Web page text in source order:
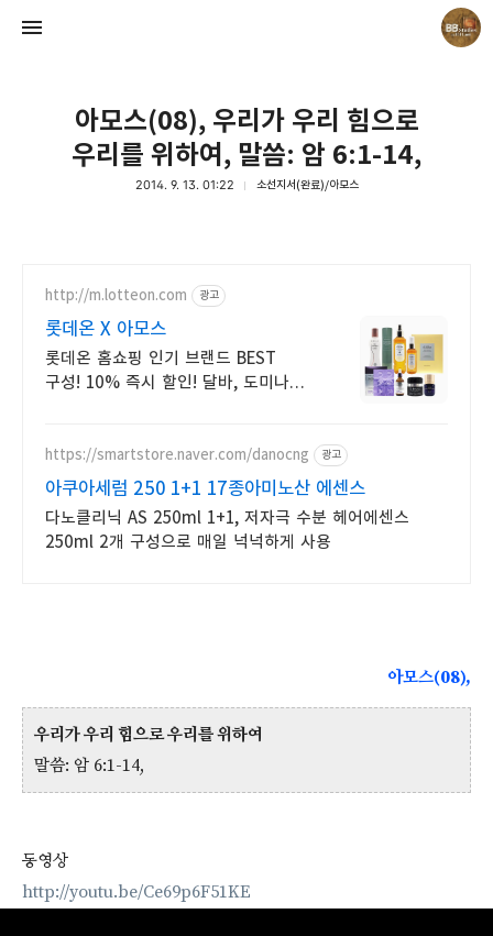
아모스(08), 우리가 우리 힘으로
우리를 위하여, 말씀: 암 6:1-14,
2014. 9. 13. 01:22 소선지서(완료)/아모스
http://m.lotteon.com 광고
롯데온 X 아모스
롯데온 홈쇼핑 인기 브랜드 BEST
구성! 10% 즉시 할인! 달바, 도미나스,
https://smartstore.naver.com/danocng 광고
아쿠아세럼 250 1+1 17종아미노산 에센스
다노클리닉 AS 250ml 1+1, 저자극 수분 헤어에센스
250ml 2개 구성으로 매일 넉넉하게 사용
아모스(08),
우리가 우리 힘으로 우리를 위하여
말씀: 암 6:1-14,
동영상
http://youtu.be/Ce69p6F51KE